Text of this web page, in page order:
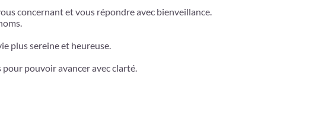
concernant et vous répondre avec bienveillance.
plus sereine et heureuse.
pouvoir avancer avec clarté.